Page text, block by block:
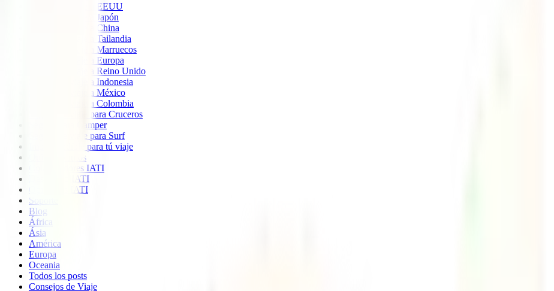
Seguro de viaje a EEUU
Seguro de viaje a Japón
Seguro de viaje a China
Seguro de viaje a Tailandia
Seguro de viaje a Marruecos
Seguro de viaje a Europa
Seguro de viaje a Reino Unido
Seguro de viaje a Indonesia
Seguro de viaje a México
Seguro de viaje a Colombia
Seguro de viaje para Cruceros
Seguro para Camper
Seguro de viaje para Surf
Imprescindible para tú viaje
Quiénes somos
Colaboradores IATI
Descuento IATI
Opiniones IATI
Soporte
Blog
África
Ásia
América
Europa
Oceania
Todos los posts
Consejos de Viaje